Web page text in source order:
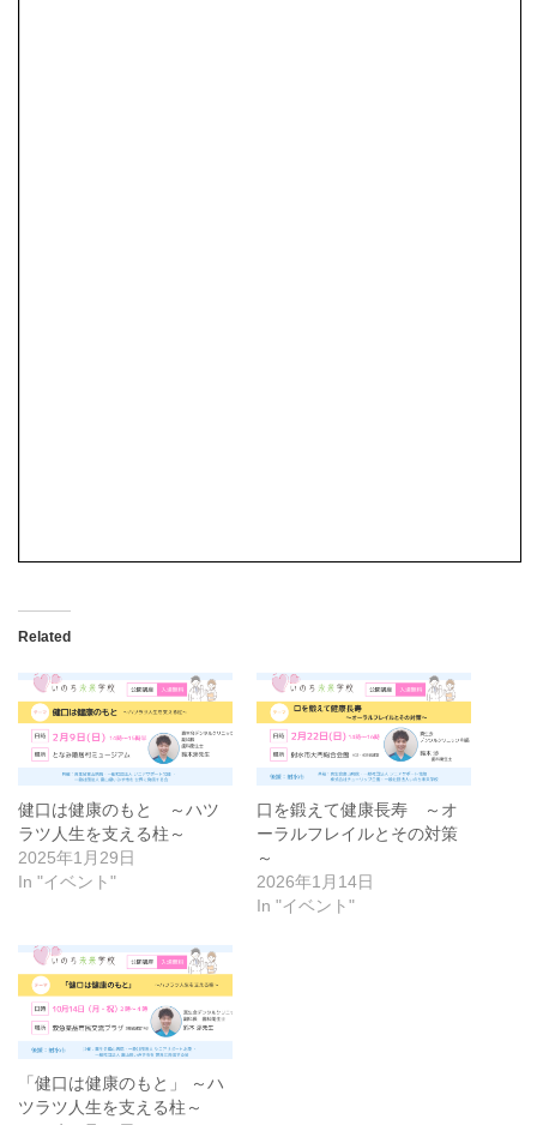
Related
健口は健康のもと ～ハツ
ラツ人生を支える柱～
2025年1月29日
In "イベント"
口を鍛えて健康長寿 ～オ
ーラルフレイルとその対策
～
2026年1月14日
In "イベント"
「健口は健康のもと」 ～ハ
ツラツ人生を支える柱～